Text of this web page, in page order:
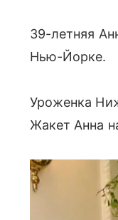
39-летняя
Нью-Йорке.
Уроженка
Жакет Анна